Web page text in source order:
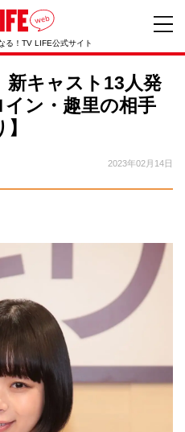
る！TV LIFE公式サイト
新キャスト13人発
ン・趣里の相手
2023年02月14日